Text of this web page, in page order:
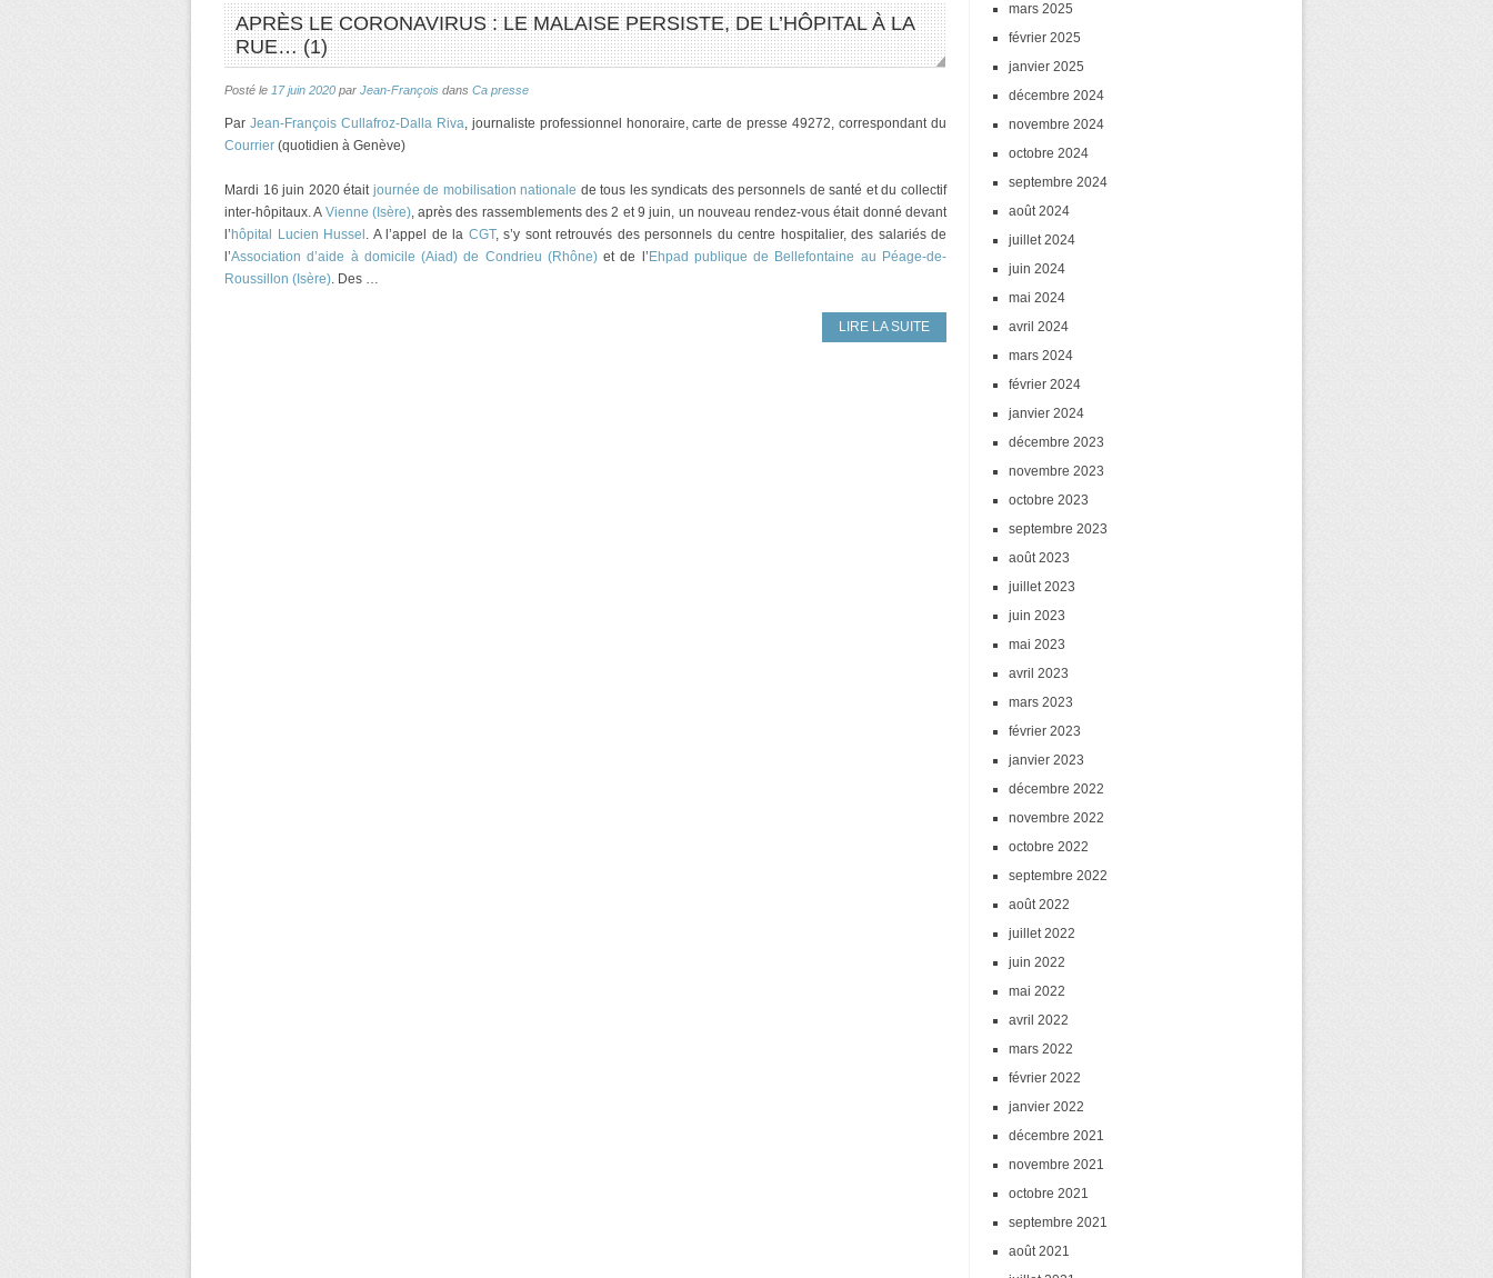
APRÈS LE CORONAVIRUS : LE MALAISE PERSISTE, DE L’HÔPITAL À LA
RUE… (1)
Posté le 17 juin 2020 par Jean-François dans Ca presse
Par Jean-François Cullafroz-Dalla Riva, journaliste professionnel honoraire, carte de presse 49272, correspondant du
Courrier (quotidien à Genève)
Mardi 16 juin 2020 était journée de mobilisation nationale de tous les syndicats des personnels de santé et du collectif
inter-hôpitaux. A Vienne (Isère), après des rassemblements des 2 et 9 juin, un nouveau rendez-vous était donné devant
l’ hôpital Lucien Hussel . A l’appel de la CGT, s’y sont retrouvés des personnels du centre hospitalier, des salariés de
l’Association d’aide à domicile (Aiad) de Condrieu (Rhône)et de l’ Ehpad publique de Bellefontaine au Péage-de-
Roussillon (Isère). Des …
LIRE LA SUITE
mars 2025
février 2025
janvier 2025
décembre 2024
novembre 2024
octobre 2024
septembre 2024
août 2024
juillet 2024
juin 2024
mai 2024
avril 2024
mars 2024
février 2024
janvier 2024
décembre 2023
novembre 2023
octobre 2023
septembre 2023
août 2023
juillet 2023
juin 2023
mai 2023
avril 2023
mars 2023
février 2023
janvier 2023
décembre 2022
novembre 2022
octobre 2022
septembre 2022
août 2022
juillet 2022
juin 2022
mai 2022
avril 2022
mars 2022
février 2022
janvier 2022
décembre 2021
novembre 2021
octobre 2021
septembre 2021
août 2021